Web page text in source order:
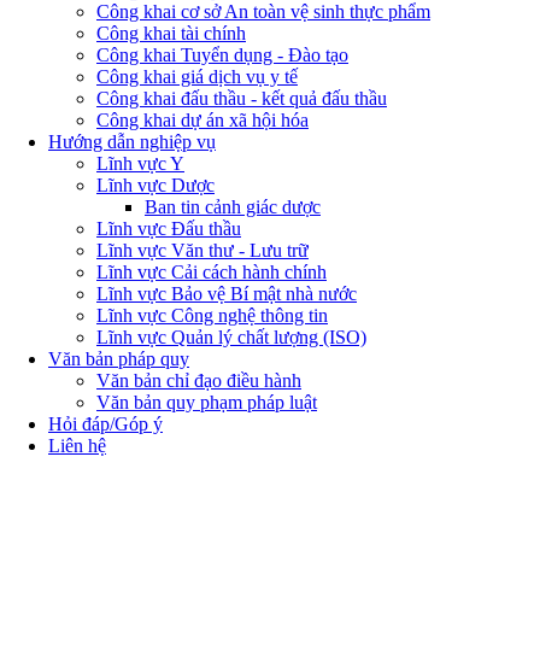
Công khai cơ sở An toàn vệ sinh thực phẩm
Công khai tài chính
Công khai Tuyển dụng - Đào tạo
Công khai giá dịch vụ y tế
Công khai đấu thầu - kết quả đấu thầu
Công khai dự án xã hội hóa
Hướng dẫn nghiệp vụ
Lĩnh vực Y
Lĩnh vực Dược
Ban tin cảnh giác dược
Lĩnh vực Đấu thầu
Lĩnh vực Văn thư - Lưu trữ
Lĩnh vực Cải cách hành chính
Lĩnh vực Bảo vệ Bí mật nhà nước
Lĩnh vực Công nghệ thông tin
Lĩnh vực Quản lý chất lượng (ISO)
Văn bản pháp quy
Văn bản chỉ đạo điều hành
Văn bản quy phạm pháp luật
Hỏi đáp/Góp ý
Liên hệ